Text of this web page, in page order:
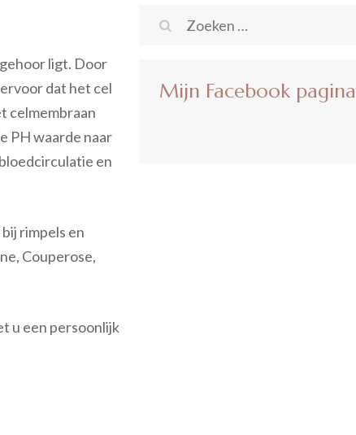
ligt. Door
dat het cel
celmembraan
PH waarde naar
en
rimpels en
Couperose,
u een persoonlijk
Zoeken
Mijn Facebook pagina